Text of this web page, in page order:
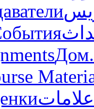
Дом.
علامات